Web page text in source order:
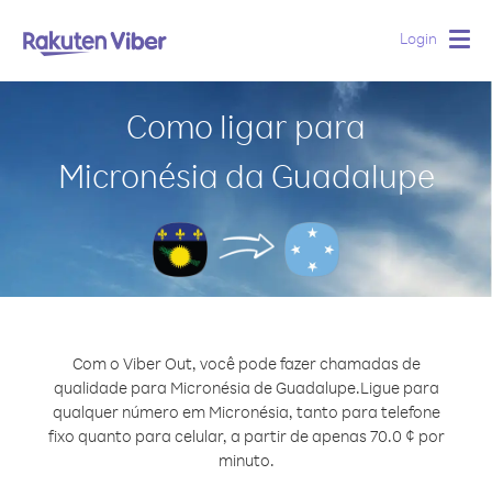
Login
Como ligar para
Micronésia da Guadalupe
Com o Viber Out, você pode fazer chamadas de
qualidade para Micronésia de Guadalupe.Ligue para
qualquer número em Micronésia, tanto para telefone
fixo quanto para celular, a partir de apenas 70.0 ¢ por
minuto.